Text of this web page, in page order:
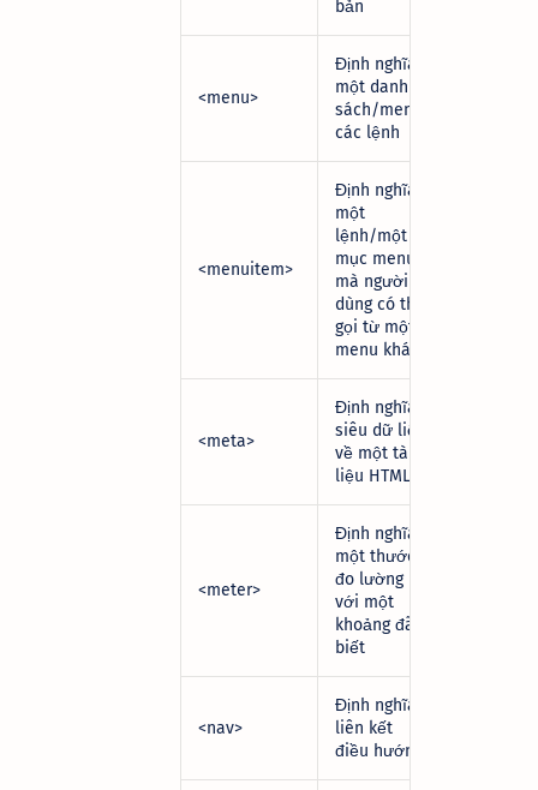
bản
<menu>
Định nghĩa
một danh
sách/menu
các lệnh
<menuitem>
Định nghĩa
một
lệnh/một
mục menu
mà người
dùng có thể
gọi từ một
menu khác
<meta>
Định nghĩa
siêu dữ liệu
về một tài
liệu HTML
<meter>
Định nghĩa
một thước
đo lường
với một
khoảng đã
biết
<nav>
Định nghĩa
liên kết
điều hướng